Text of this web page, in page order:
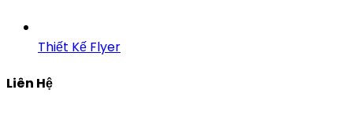
Thiết Kế Flyer
Liên Hệ